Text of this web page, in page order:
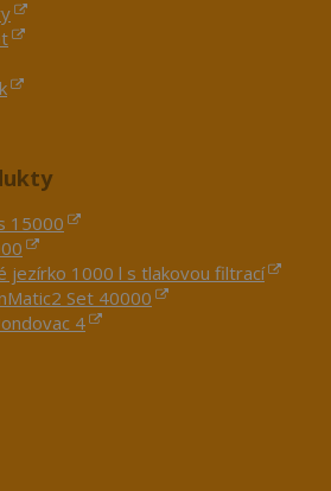
15000
jezírko 1000 l s tlakovou filtrací
Set 40000
4